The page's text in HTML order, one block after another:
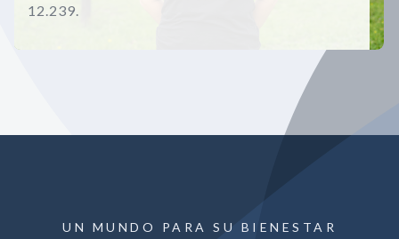
12.239.
UN MUNDO PARA SU BIENESTAR